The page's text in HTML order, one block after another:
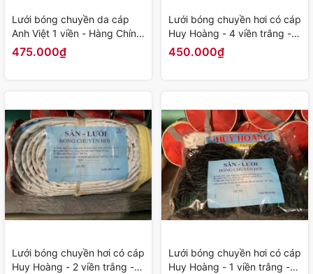
Lưới bóng chuyền da cáp
Anh Việt 1 viền - Hàng Chính
Hãng
475.000₫
Lưới bóng chuyền hơi có cáp
Huy Hoàng - 4 viền trắng -
Hàng Chính Hãng
450.000₫
Lưới bóng chuyền hơi có cáp
Huy Hoàng - 2 viền trắng -
Lưới bóng chuyền hơi có cáp
Huy Hoàng - 1 viền trắng -